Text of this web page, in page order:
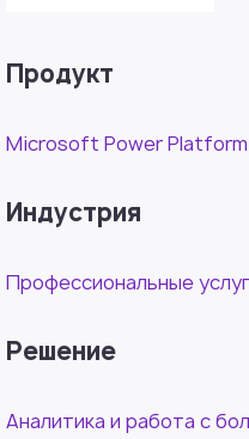
Продукт
Microsoft Power Platform
Индустрия
Профессиональные
Решение
Аналитика и работа с